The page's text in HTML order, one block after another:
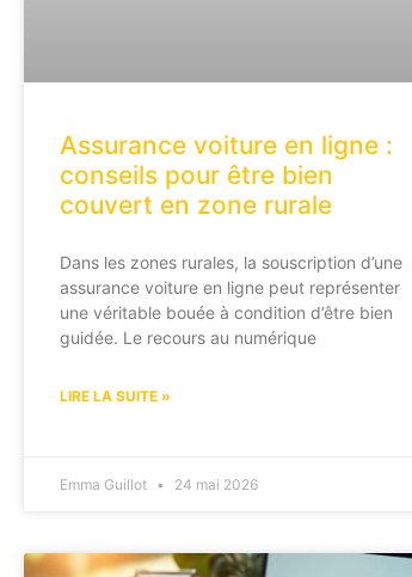
Assurance voiture en ligne :
conseils pour être bien
couvert en zone rurale
Dans les zones rurales, la souscription d’une
assurance voiture en ligne peut représenter
une véritable bouée à condition d’être bien
guidée. Le recours au numérique
LIRE LA SUITE »
Emma Guillot 24 mai 2026